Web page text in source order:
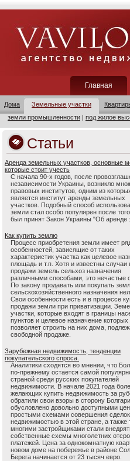
Главная
Дома Земельные участки
земли промышленности | под жилое
Статьи
Аренда земельных участков, основные
которые стоит учесть
С начала 90-х годов, после
независимости Украины, возникло
правовых институтов, одним из
является институт аренды земельных
участков. Подобный способ
земли стал особо популярен после
был принят Закон Украины "Об аренде
Как купить землю
Процесс приобретения земли имеет
особенностей, зависящие от таких
характеристик участка как целевое
площадь и т.п. Хотя и известны случаи
продажи земель сельхоз назначения
различными способами, это нечастые
По закону продавать или покупать
сельскохозяйственного назначения
Свои особенности есть и в процессе
продажи земли при приватизации.
участки, которые входят в границы
пунктов и целевое назначение которых
позволяет строить на них дома,
свободной продаже.
Зарубежная недвижимость, тенденции
покупательского спроса.
Аналитики сходятся во мнении, что
по-прежнему остается самой
страной среди русских покупателей
недвижимости. В начале 2021 года
желающих купить недвижимость за
обратили свои взоры в сторону
обусловлено довольно доступными
простыми схемами совершения
недвижимостью в этой стране, а также
многими застройщиками стали
собственные схемы многолетних
платежей. Цена за однокомнатную
новом доме на побережье в районе
Берега начинается от 23 тысяч евро.